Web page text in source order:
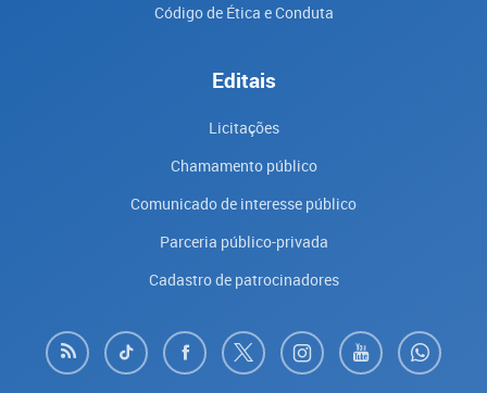
Código de Ética e Conduta
Editais
Licitações
Chamamento público
Comunicado de interesse público
Parceria público-privada
Cadastro de patrocinadores